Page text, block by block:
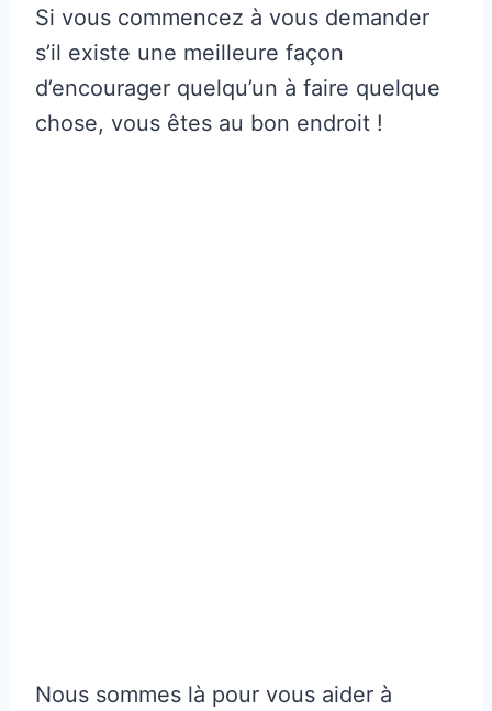
Si vous commencez à vous demander
s’il existe une meilleure façon
d’encourager quelqu’un à faire quelque
chose, vous êtes au bon endroit !
Nous sommes là pour vous aider à